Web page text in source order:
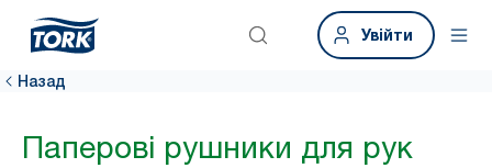
Увійти
Назад
Паперові рушники для рук